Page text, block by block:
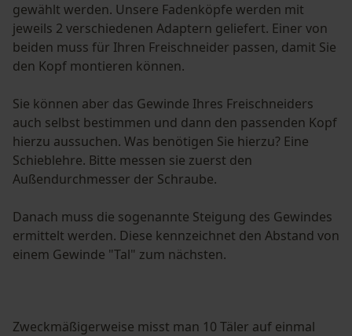
gewählt werden. Unsere Fadenköpfe werden mit
jeweils 2 verschiedenen Adaptern geliefert. Einer von
beiden muss für Ihren Freischneider passen, damit Sie
den Kopf montieren können.
Sie können aber das Gewinde Ihres Freischneiders
auch selbst bestimmen und dann den passenden Kopf
hierzu aussuchen. Was benötigen Sie hierzu? Eine
Schieblehre. Bitte messen sie zuerst den
Außendurchmesser der Schraube.
Danach muss die sogenannte Steigung des Gewindes
ermittelt werden. Diese kennzeichnet den Abstand von
einem Gewinde "Tal" zum nächsten.
Zweckmäßigerweise misst man 10 Täler auf einmal